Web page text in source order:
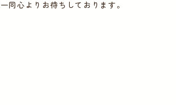
同心よりお待ちしております。